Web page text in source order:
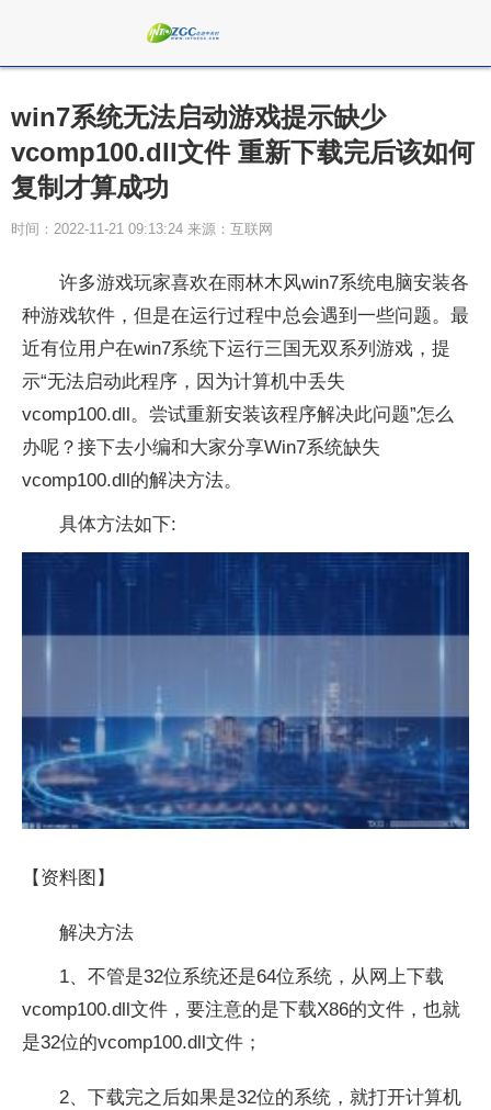
win7系统无法启动游戏提示缺少
vcomp100.dll文件 重新下载完后该如何
复制才算成功
时间：2022-11-21 09:13:24 来源：互联网
许多游戏玩家喜欢在雨林木风win7系统电脑安装各
种游戏软件，但是在运行过程中总会遇到一些问题。最
近有位用户在win7系统下运行三国无双系列游戏，提
示“无法启动此程序，因为计算机中丢失
vcomp100.dll。尝试重新安装该程序解决此问题”怎么
办呢？接下去小编和大家分享Win7系统缺失
vcomp100.dll的解决方法。
具体方法如下:
【资料图】
解决方法
1、不管是32位系统还是64位系统，从网上下载
vcomp100.dll文件，要注意的是下载X86的文件，也就
是32位的vcomp100.dll文件；
2、下载完之后如果是32位的系统，就打开计算机